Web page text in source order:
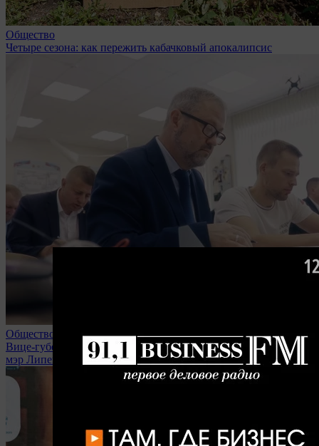
Общество
Четыре сезона: как пережить кабачковый апокалипсис
Общество
Вице-губернаторы, министры областного правительства и
мэр Липецка вступили в мобрезерв